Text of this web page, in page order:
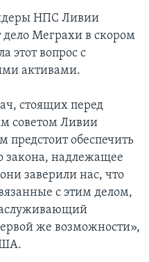
НПС Ливии
дело Меграхи в скором
этот вопрос с
активами.
стоящих перед
советом Ливии
обеспечить
закона, надлежащее
заверили нас, что
с этим делом,
же возможности»,